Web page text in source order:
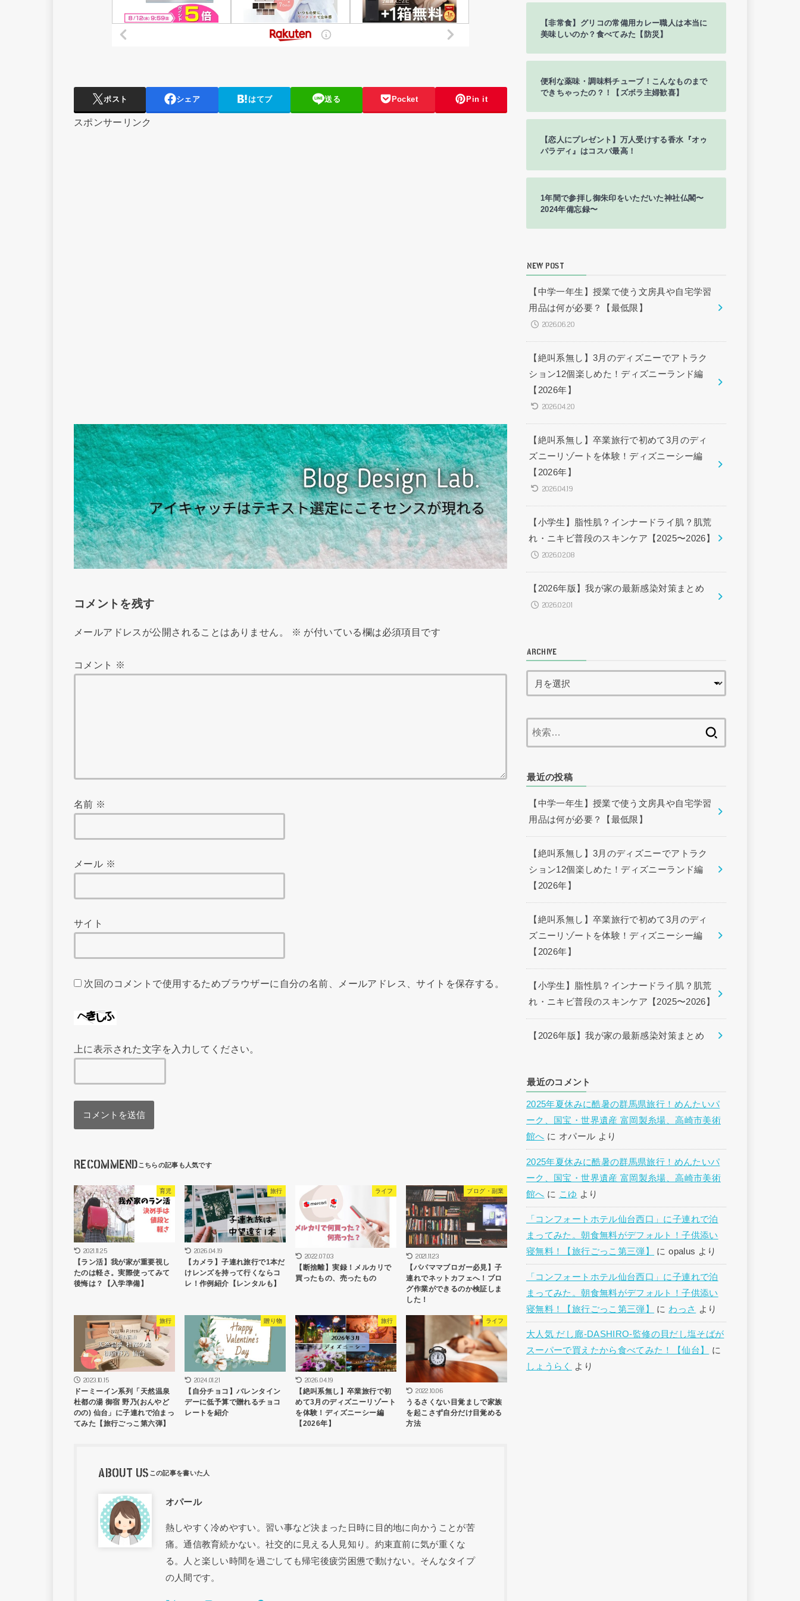
ポスト シェア はてブ 送る Pocket Pin it
スポンサーリンク
コメントを残す
メールアドレスが公開されることはありません。 ※ が付いている欄は必須項目です
コメント ※
名前 ※
メール ※
サイト
次回のコメントで使用するためブラウザーに自分の名前、メールアドレス、サイトを保存する。
上に表示された文字を入力してください。
RECOMMEND
育児
2021.11.25
【ラン活】我が家が重要視し
たのは軽さ。実際使ってみて
後悔は？【入学準備】
旅行
2026.04.19
【カメラ】子連れ旅行で1本だ
けレンズを持って行くならコ
レ！作例紹介【レンタルも】
ライフ
2022.07.03
【断捨離】実録！メルカリで
買ったもの、売ったもの
ブログ・副業
2021.11.23
【パパママブロガー必見】子
連れでネットカフェへ！ブロ
グ作業ができるのか検証しま
した！
旅行
2023.10.15
ドーミーイン系列「天然温泉
杜都の湯 御宿 野乃(おんやど
のの) 仙台」に子連れで泊まっ
てみた【旅行ごっこ第六弾】
贈り物
2024.01.21
【自分チョコ】バレンタイン
デーに低予算で贈れるチョコ
レートを紹介
旅行
2026.04.19
【絶叫系無し】卒業旅行で初
めて3月のディズニーリゾート
を体験！ディズニーシー編
【2026年】
ライフ
2022.10.06
うるさくない目覚ましで家族
を起こさず自分だけ目覚める
方法
ABOUT US
オパール
熱しやすく冷めやすい。習い事など決まった日時に目的地に向かうことが苦
痛。通信教育続かない。社交的に見える人見知り。約束直前に気が重くな
る。人と楽しい時間を過ごしても帰宅後疲労困憊で動けない。そんなタイプ
の人間です。
【非常食】グリコの常備用カレー職人は本当に
美味しいのか？食べてみた【防災】
便利な薬味・調味料チューブ！こんなものまで
できちゃったの？！【ズボラ主婦歓喜】
【恋人にプレゼント】万人受けする香水『オゥ
パラディ』はコスパ最高！
1年間で参拝し御朱印をいただいた神社仏閣〜
2024年備忘録〜
NEW POST
【中学一年生】授業で使う文房具や自宅学習
用品は何が必要？【最低限】
2026.06.20
【絶叫系無し】3月のディズニーでアトラク
ション12個楽しめた！ディズニーランド編
【2026年】
2026.04.20
【絶叫系無し】卒業旅行で初めて3月のディ
ズニーリゾートを体験！ディズニーシー編
【2026年】
2026.04.19
【小学生】脂性肌？インナードライ肌？肌荒
れ・ニキビ普段のスキンケア【2025〜2026】
2026.02.08
【2026年版】我が家の最新感染対策まとめ
2026.02.01
ARCHIVE
最近の投稿
【中学一年生】授業で使う文房具や自宅学習
用品は何が必要？【最低限】
【絶叫系無し】3月のディズニーでアトラク
ション12個楽しめた！ディズニーランド編
【2026年】
【絶叫系無し】卒業旅行で初めて3月のディ
ズニーリゾートを体験！ディズニーシー編
【2026年】
【小学生】脂性肌？インナードライ肌？肌荒
れ・ニキビ普段のスキンケア【2025〜2026】
【2026年版】我が家の最新感染対策まとめ
最近のコメント
2025年夏休みに酷暑の群馬県旅行！めんたいパ
ーク、国宝・世界遺産 富岡製糸場、高崎市美術
館へ に オパール より
2025年夏休みに酷暑の群馬県旅行！めんたいパ
ーク、国宝・世界遺産 富岡製糸場、高崎市美術
館へ に こゆ より
「コンフォートホテル仙台西口」に子連れで泊
まってみた。朝食無料がデフォルト！子供添い
寝無料！【旅行ごっこ第三弾】
にopalus より
「コンフォートホテル仙台西口」に子連れで泊
まってみた。朝食無料がデフォルト！子供添い
寝無料！【旅行ごっこ第三弾】
に わっさ より
大人気 だし廊-DASHIRO-監修の貝だし塩そばが
スーパーで買えたから食べてみた！【仙台】
に
しょうらく
より